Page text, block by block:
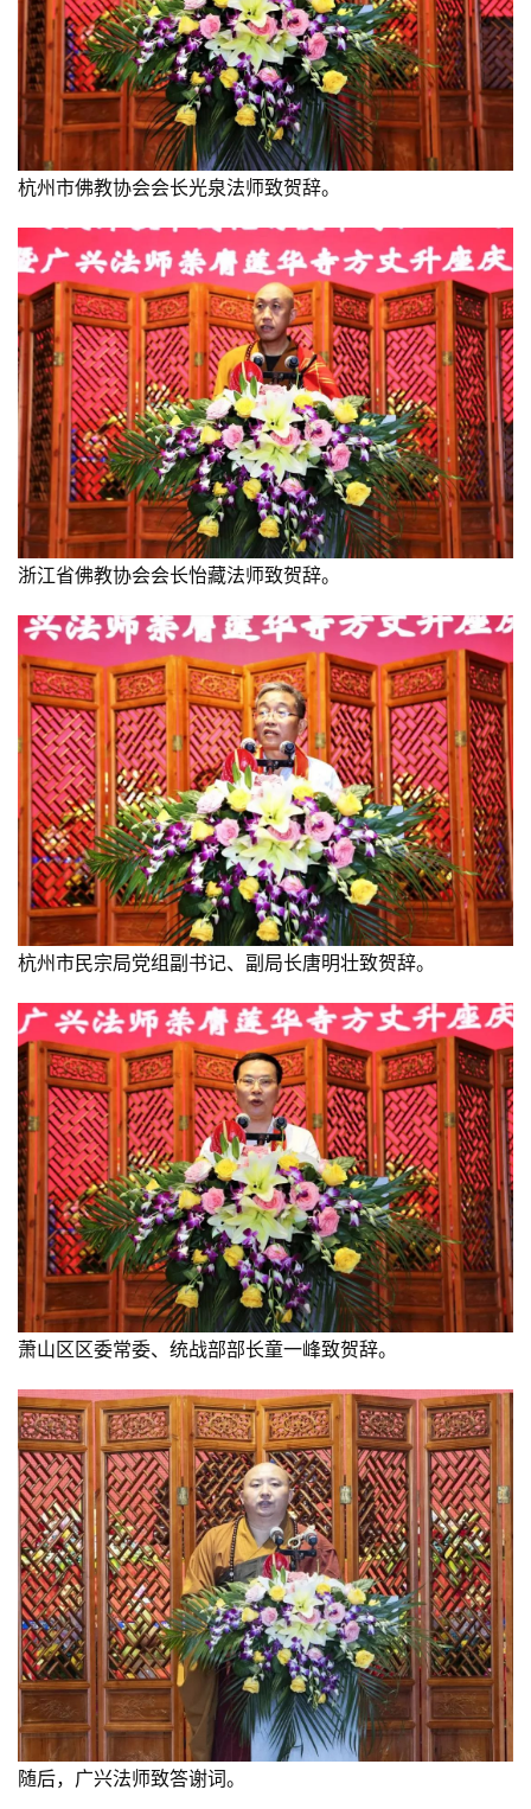
善
佛
教
人
物
寺
院
巡
礼
视
频
纪
录
佛
艺
术
政
策
法
规
免
责
声
明
登录 注册
杭州市佛教协会会长光泉法师致贺辞。
浙江省佛教协会会长怡藏法师致贺辞。
杭州市民宗局党组副书记、副局长唐明壮致贺辞。
萧山区区委常委、统战部部长童一峰致贺辞。
随后，广兴法师致答谢词。